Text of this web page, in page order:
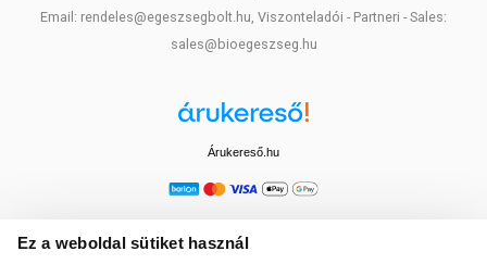
Ez a weboldal sütiket használ
Email: rendeles@egeszsegbolt.hu, Viszonteladói - Partneri - Sales:
sales@bioegeszseg.hu
Árukereső.hu